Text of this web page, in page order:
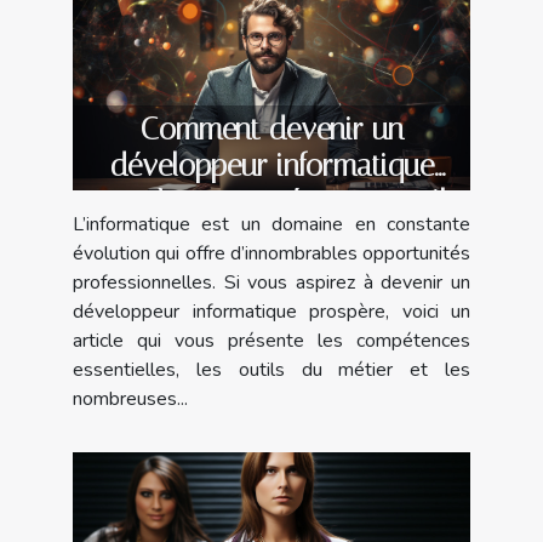
Comment devenir un
développeur informatique
prospère : compétences, outils
et opportunités ?
L’informatique est un domaine en constante
évolution qui offre d’innombrables opportunités
professionnelles. Si vous aspirez à devenir un
développeur informatique prospère, voici un
article qui vous présente les compétences
essentielles, les outils du métier et les
nombreuses...